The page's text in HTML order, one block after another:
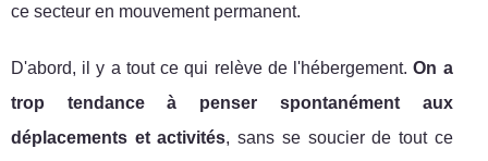
ce secteur en mouvement permanent.
D'abord, il y a tout ce qui relève de l'hébergement.On a
trop tendance à penser spontanément aux
déplacements et activités, sans se soucier de tout ce